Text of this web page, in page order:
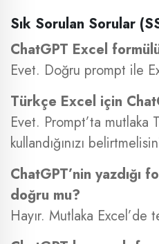
Sık Sorulan Sorular
ChatGPT Excel
Evet. Doğru prompt ile
Türkçe Excel için
Evet. Prompt’ta mutlaka
kullandığınızı
ChatGPT’nin yazdığı
doğru mu?
Hayır. Mutlaka Excel’de